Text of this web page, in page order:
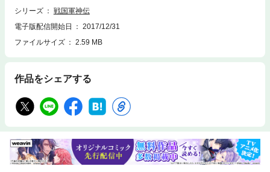
シリーズ
戦国軍神伝
電子版配信開始日
2017/12/31
ファイルサイズ
2.59 MB
作品をシェアする